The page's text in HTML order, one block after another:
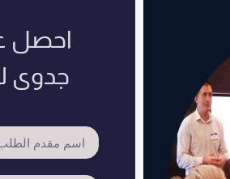
احصل
جدوى